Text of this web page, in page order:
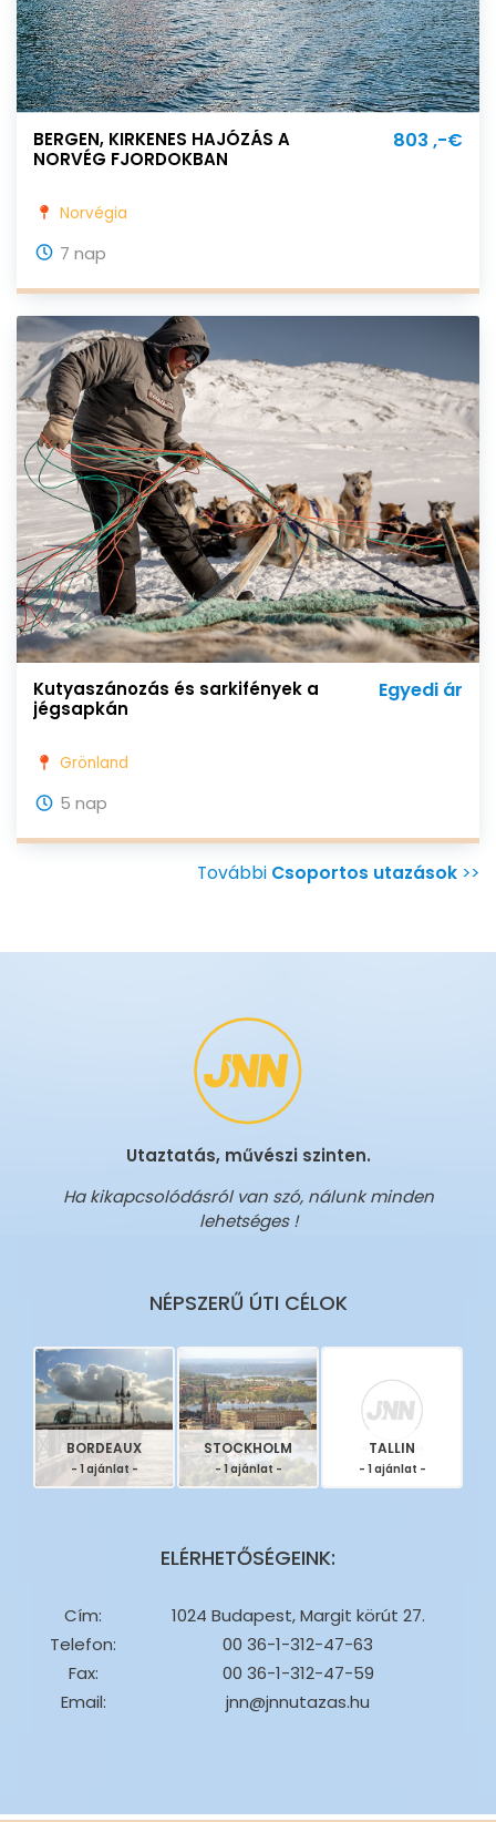
BERGEN, KIRKENES HAJÓZÁS A
NORVÉG FJORDOKBAN
803 ,-€
Norvégia
7 nap
Kutyaszánozás és sarkifények a
jégsapkán
Egyedi ár
Grönland
5 nap
További Csoportos utazások >>
Utaztatás, művészi szinten.
Ha kikapcsolódásról van szó, nálunk minden
lehetséges !
NÉPSZERŰ ÚTI CÉLOK
BORDEAUX
- 1 ajánlat -
STOCKHOLM
- 1 ajánlat -
TALLIN
- 1 ajánlat -
ELÉRHETŐSÉGEINK:
Cím:
1024 Budapest, Margit körút 27.
Telefon:
00 36-1-312-47-63
Fax:
00 36-1-312-47-59
Email:
jnn@jnnutazas.hu